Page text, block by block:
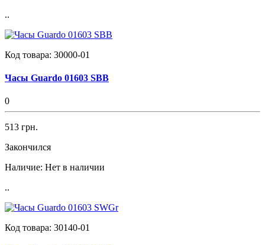
..
Код товара: 30000-01
Часы Guardo 01603 SBB
0
513 грн.
Закончился
Наличие: Нет в наличии
..
Код товара: 30140-01